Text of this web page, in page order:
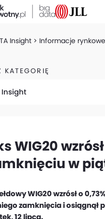
Insight Informacje rynkowe
KATEGORIĘ
Insight
WIG20
w
WIG20 wzrósł o
zamknięcia i osiągnął
12 lipca.